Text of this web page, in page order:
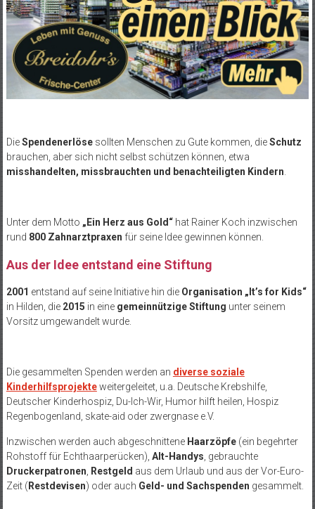
DieSpendenerlösesollten Menschen zu Gute kommen, dieSchutz
brauchen, aber sich nicht selbst schützen können, etwa
misshandelten, missbrauchten und benachteiligten Kindern.
Unter dem Motto „Ein Herz aus Gold“hat Rainer Koch inzwischen
rund 800 Zahnarztpraxen für seine Idee gewinnen können.
Aus der Idee entstand eine Stiftung
2001 entstand auf seine Initiative hin die Organisation „It’s for Kids“
in Hilden, die 2015 in eine gemeinnützige Stiftung unter seinem
Vorsitz umgewandelt wurde.
Die gesammelten Spenden werden an diverse soziale
Kinderhilfsprojekteweitergeleitet, u.a. Deutsche Krebshilfe,
Deutscher Kinderhospiz, Du-Ich-Wir, Humor hilft heilen, Hospiz
Regenbogenland, skate-aid oder zwergnase e.V.
Inzwischen werden auch abgeschnittene Haarzöpfe(ein begehrter
Rohstoff für Echthaarperücken), Alt-Handys, gebrauchte
Druckerpatronen, Restgeld aus dem Urlaub und aus der Vor-Euro-
Zeit ( Restdevisen) oder auch Geld- und Sachspenden gesammelt.